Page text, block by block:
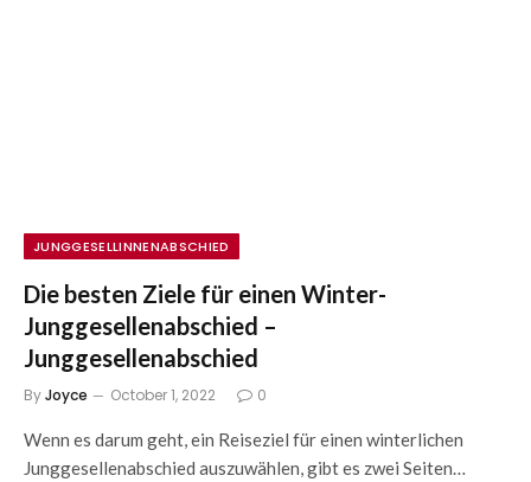
JUNGGESELLINNENABSCHIED
Die besten Ziele für einen Winter-
Junggesellenabschied –
Junggesellenabschied
ByJoyce October 1, 2022 0
Wenn es darum geht, ein Reiseziel für einen winterlichen
Junggesellenabschied auszuwählen, gibt es zwei Seiten…